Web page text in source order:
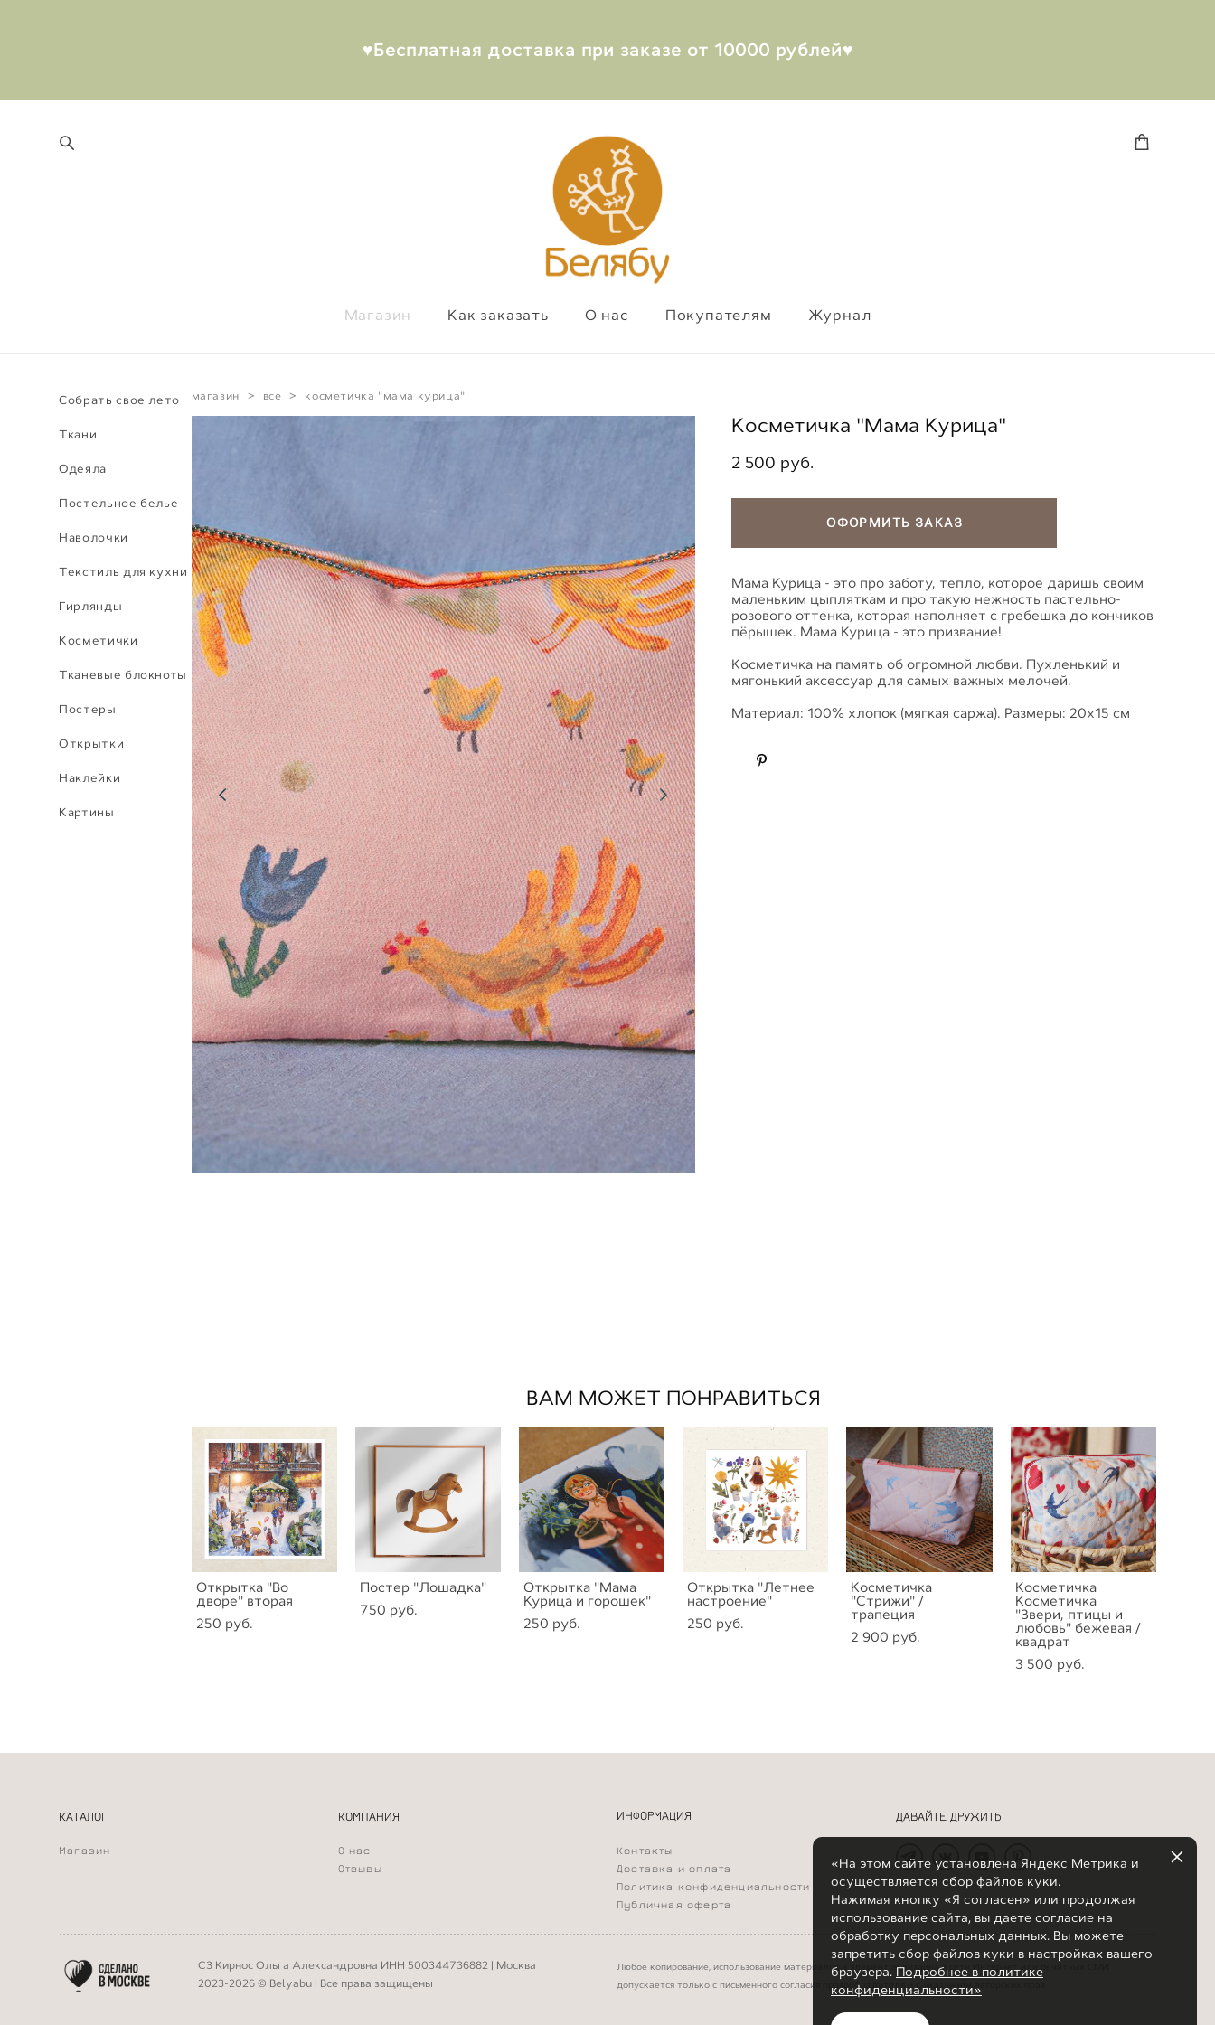
♥︎Бесплатная доставка при заказе от 10000 рублей♥︎
Магазин Как заказать О нас Покупателям Журнал
Собрать свое лето
Ткани
Одеяла
Постельное белье
Наволочки
Текстиль для кухни
Гирлянды
Косметички
Тканевые блокноты
Постеры
Открытки
Наклейки
Картины
магазин > все > косметичка "мама курица"
Косметичка "Мама Курица"
2 500 pуб.
ОФОРМИТЬ ЗАКАЗ
Мама Курица - это про заботу, тепло, которое даришь своим
маленьким цыпляткам и про такую нежность пастельно-
розового оттенка, которая наполняет с гребешка до кончиков
пёрышек. Мама Курица - это призвание!
Косметичка на память об огромной любви. Пухленький и
мягонький аксессуар для самых важных мелочей.
Материал: 100% хлопок (мягкая саржа). Размеры: 20х15 см
ВАМ МОЖЕТ ПОНРАВИТЬСЯ
Открытка "Во
дворе" вторая
250 pуб.
Постер "Лошадка"
750 pуб.
Открытка "Мама
Курица и горошек"
250 pуб.
Открытка "Летнее
настроение"
250 pуб.
Косметичка
"Стрижи" /
трапеция
2 900 pуб.
Косметичка
Косметичка
"Звери, птицы и
любовь" бежевая /
квадрат
3 500 pуб.
КАТАЛОГ
Магазин
КОМПАНИЯ
О нас
Отзывы
ИНФОРМАЦИЯ
Контакты
Доставка и оплата
Политика конфиденциальности
Публичная оферта
ДАВАЙТЕ ДРУЖИТЬ
СЗ Кирнос Ольга Александровна ИНН 500344736882 | Москва
2023-2026 © Belyabu | Все права защищены
Любое копирование, использование материалов и элементов дизайна в сети Интернет или печатных СМИ
допускается только с письменного согласия правообладателя и с указанием авторских прав
«На этом сайте установлена Яндекс Метрика и
осуществляется сбор файлов куки.
Нажимая кнопку «Я согласен» или продолжая
использование сайта, вы даете согласие на
обработку персональных данных. Вы можете
запретить сбор файлов куки в настройках вашего
браузера. Подробнее в политике
конфиденциальности»